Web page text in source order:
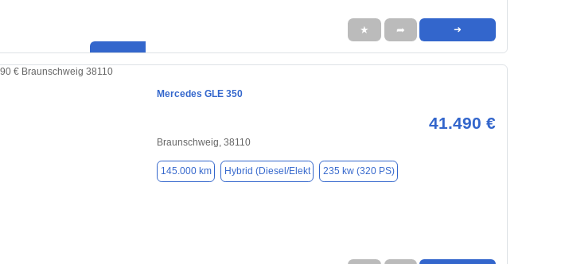
★ ➦ ➜
Mercedes GLE 350
41.490 €
Braunschweig, 38110
145.000 km Hybrid (Diesel/Elekt 235 kw (320 PS)